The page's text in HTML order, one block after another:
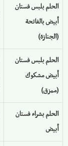
الحلم بلبس فستان
أبيض بالفاتحة
(الجنازة)
الحلم بلبس فستان
أبيض مشكوك
(ممزق)
الحلم بشراء فستان
أبيض